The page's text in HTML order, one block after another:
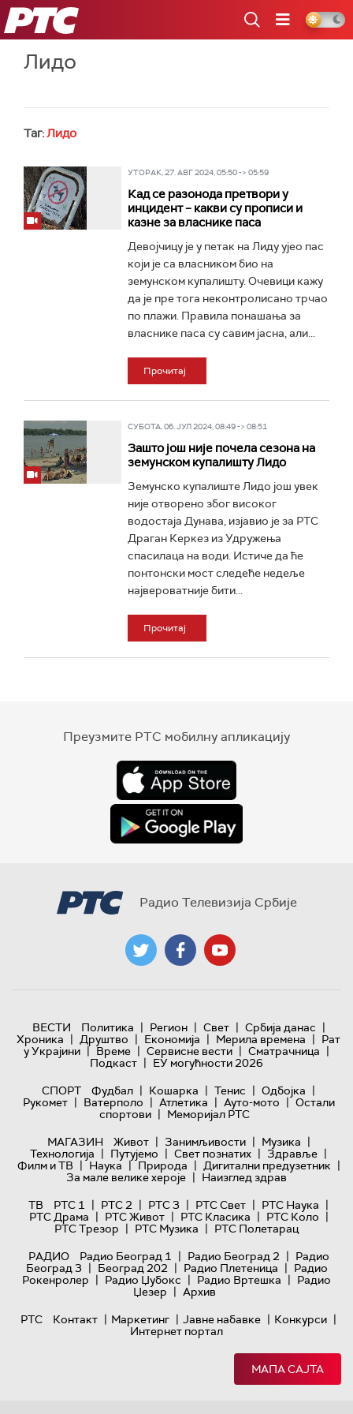
РТС
Лидо
Таг:Лидо
УТОРАК, 27. АВГ 2024, 05:50 -> 05:59
Кад се разонода претвори у
инцидент – какви су прописи и
казне за власнике паса
Девојчицу је у петак на Лиду ујео пас
који је са власником био на
земунском купалишту. Очевици кажу
да је пре тога неконтролисано трчао
по плажи. Правила понашања за
власнике паса су савим јасна, али...
Прочитај
СУБОТА, 06. ЈУЛ 2024, 08:49 -> 08:51
Зашто још није почела сезона на
земунском купалишту Лидо
Земунско купалиште Лидо још увек
није отворено због високог
водостаја Дунава, изјавио је за РТС
Драган Керкез из Удружења
спасилаца на води. Истиче да ће
понтонски мост следеће недеље
највероватније бити...
Прочитај
Преузмите РТС мобилну апликацију
Радио Телевизија Србије
ВЕСТИ Политика | Регион | Свет | Србија данас |
Хроника | Друштво | Економија | Мерила времена | Рат
у Украјини | Време | Сервисне вести | Сматрачница |
Подкаст | ЕУ могућности 2026
СПОРТ
Фудбал | Кошарка | Тенис | Одбојка |
Рукомет | Ватерполо | Атлетика | Ауто-мото | Остали
спортови | Меморијал РТС
МАГАЗИН
Живот | Занимљивости | Музика |
Технологијa | Путујемо | Свет познатих | Здравље |
Филм и ТВ | Наука | Природа | Дигитални предузетник |
За мале велике хероје | Наизглед здрав
ТВ
РТС 1 | РТС 2 | РТС 3 | РТС Свет | РТС Наука |
РТС Драма | РТС Живот | РТС Класика | РТС Коло |
РТС Трезор | РТС Музика | РТС Полетарац
РАДИО
Радио Београд 1 | Радио Београд 2 | Радио
Београд 3 | Београд 202 | Радио Плетеница | Радио
Рокенролер | Радио Џубокс | Радио Вртешка | Радио
Џезер | Архив
РТС
Контакт | Маркетинг | Јавне набавке | Конкурси |
Интернет портал
МАПА САЈТА